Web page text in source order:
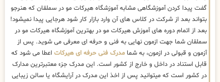
گفت پیدا کردن آموزشگاهی مشابه آموزشگاه هیرکات مو در سملقان که هنرجو
بتواند بعد از شرکت در کلاس های آن وارد بازار کار شود هرجایی پیدا نمیشود!
بعد از اتمام دوره های آموزش هیرکات مو در بهترین آموزشگاه هیرکات مو در
سملقان شما جهت ازمون نهایی به فنی و حرفه ای معرفی می شوید. پس از
آزمون و قبولی در ازمون، به شما مدرک فنی حرفه ای هیرکات اعطا می شود که
قابل استناد در داخل و خارج از کشور است. این مدرک جزء معتبرترین مدارک
در کشور است که میتوانید پس از اخذ این مدرک در آرایشگاه یا سالن زیبایی